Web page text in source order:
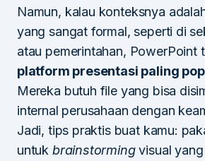
Namun, kalau konteksnya
yang sangat formal, seperti di
atau pemerintahan, PowerPoint
platform presentasi paling
Mereka butuh file yang bisa
internal perusahaan dengan
Jadi, tips praktis buat kamu:
untuk brainstormingvisual